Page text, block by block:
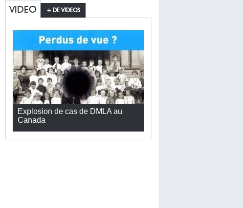
VIDEO + DE VIDEOS
Explosion de cas de DMLA au
Canada